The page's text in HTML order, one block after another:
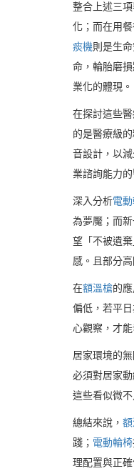
整合上述三
化；而在用
痰機則是生
命，輪胎磨
業化的體現。
在探討這些
的是醫療級
音設計，以
業諮詢能力
深入分析電
為夢魘；而
望「不被遺
感。且部分
在額溫槍的
偏低，若平
心觀察，才
居家環境的
必須對居家
這些看似微
總結來說，
踐； 電動輪椅
理配置與正